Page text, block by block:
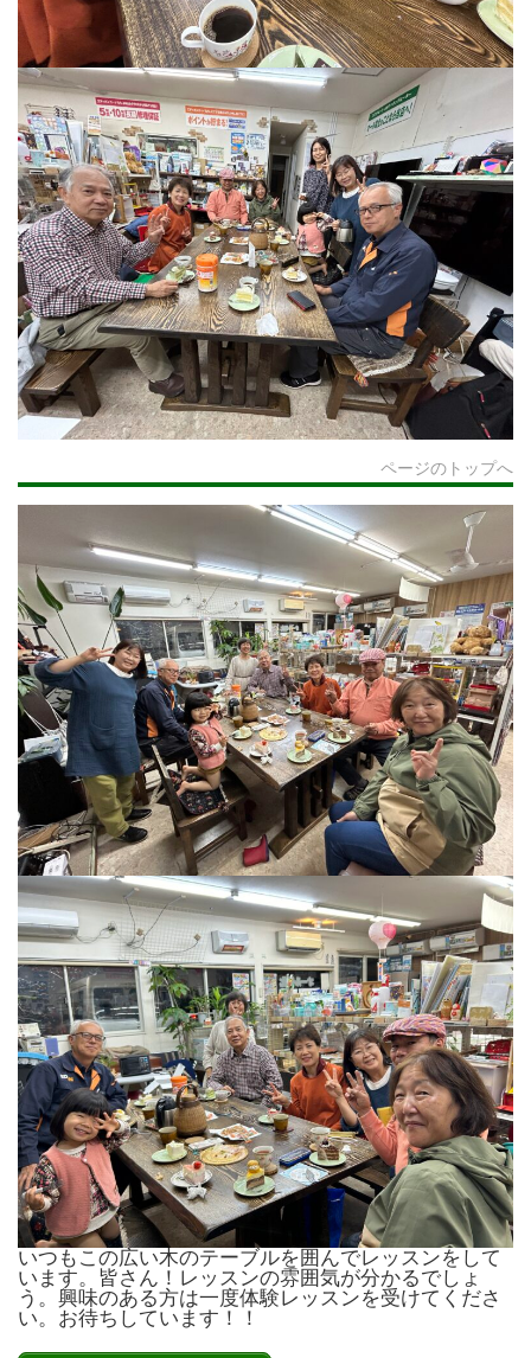
ページのトップへ
いつもこの広い木のテーブルを囲んでレッスンをして
います。皆さん！レッスンの雰囲気が分かるでしょ
う。興味のある方は一度体験レッスンを受けてくださ
い。お待ちしています！！